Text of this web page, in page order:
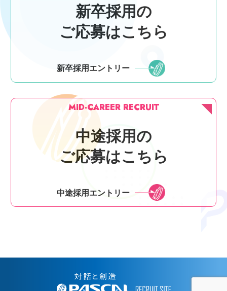
新卒採用の
ご応募はこちら
新卒採用エントリー
MID-CAREER RECRUIT
中途採用の
ご応募はこちら
中途採用エントリー